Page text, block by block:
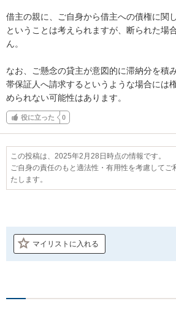
借主の親に、ご自身から借主への債権に関
ということは考えられますが、断られた場
ん。
なお、ご懸念の貸主が意図的に滞納分を積
帯保証人へ請求するというような場合には
められない可能性はあります。
役に立った 0
この投稿は、2025年2月28日時点の情報です。
ご自身の責任のもと適法性・有用性を考慮して
たします。
マイリストに入れる